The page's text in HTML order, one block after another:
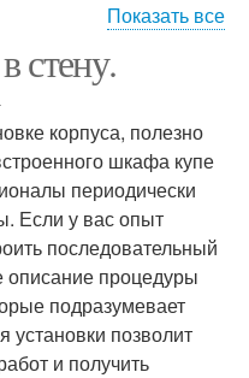
Показать все
стену.
корпуса, полезно
шкафа купе
периодически
Если у вас опыт
последовательный
описание процедуры
подразумевает
установки позволит
и получить